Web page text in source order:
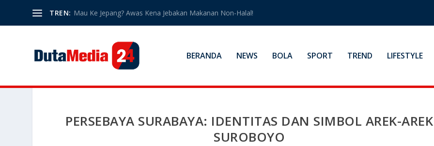
TREN: Mau Ke Jepang? Awas Kena Jebakan Makanan Non-Halal!
BERANDA NEWS BOLA SPORT TREND LIFESTYLE
PERSEBAYA SURABAYA: IDENTITAS DAN SIMBOL AREK-AREK
SUROBOYO